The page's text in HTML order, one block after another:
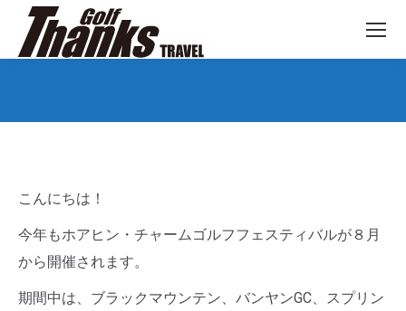
こんにちは！
今年もホアヒン・チャームゴルフフェスティバルが８月
から開催されます。
期間中は、ブラックマウンテン、バンヤンGC、スプリン